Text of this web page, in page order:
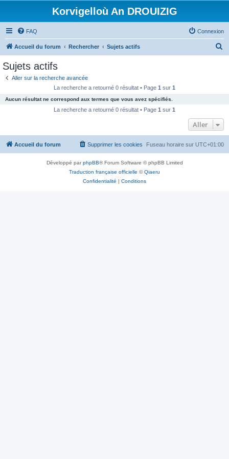
Korvigelloù An DROUIZIG
FAQ Connexion
Accueil du forum Rechercher Sujets actifs
c
e
Sujets actifs
Aller sur la recherche avancée
La recherche a retourné 0 résultat • Page 1 sur 1
Aucun résultat ne correspond aux termes que vous avez spécifiés.
La recherche a retourné 0 résultat • Page 1 sur 1
Aller
Accueil du forum Fuseau horaire sur UTC+01:00
Supprimer les cookies
Développé parphpBB® Forum Software © phpBB Limited
Traduction française officielle ©Qiaeru
Confidentialité | Conditions